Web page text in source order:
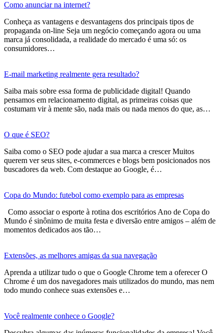
Como anunciar na internet?
Conheça as vantagens e desvantagens dos principais tipos de
propaganda on-line Seja um negócio começando agora ou uma
marca já consolidada, a realidade do mercado é uma só: os
consumidores…
E-mail marketing realmente gera resultado?
Saiba mais sobre essa forma de publicidade digital! Quando
pensamos em relacionamento digital, as primeiras coisas que
costumam vir à mente são, nada mais ou nada menos do que, as…
O que é SEO?
Saiba como o SEO pode ajudar a sua marca a crescer Muitos
querem ver seus sites, e-commerces e blogs bem posicionados nos
buscadores da web. Com destaque ao Google, é…
Copa do Mundo: futebol como exemplo para as empresas
Como associar o esporte à rotina dos escritórios Ano de Copa do
Mundo é sinônimo de muita festa e diversão entre amigos – além de
momentos dedicados aos tão…
Extensões, as melhores amigas da sua navegação
Aprenda a utilizar tudo o que o Google Chrome tem a oferecer O
Chrome é um dos navegadores mais utilizados do mundo, mas nem
todo mundo conhece suas extensões e…
Você realmente conhece o Google?